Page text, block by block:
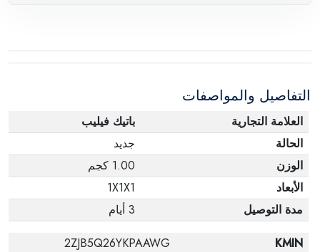
التفاصيل والمواصفات
العلامة التجارية
باتيك فيليب
الحالة
جديد
الوزن
1.00 كجم
الأبعاد
1X1X1
مدة التوصيل
3 أيام
KMIN
2ZJB5Q26YKPAAWG